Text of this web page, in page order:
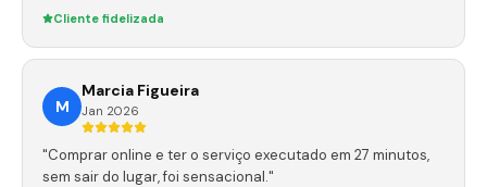
Cliente fidelizada
M
Marcia Figueira
Jan 2026
"Comprar online e ter o serviço executado em 27 minutos,
sem sair do lugar, foi sensacional."